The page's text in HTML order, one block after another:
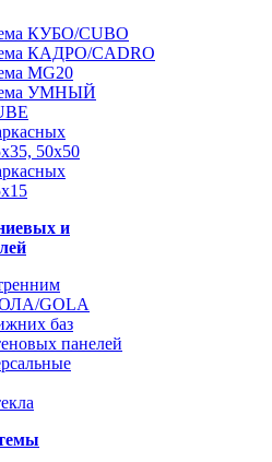
КУБО/CUBO
КАДРО/CADRO
MG20
УМНЫЙ
50x50
и
GOLA
баз
панелей